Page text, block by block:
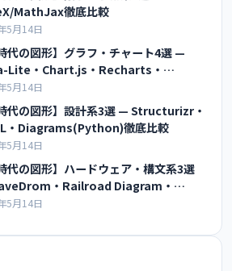
MathJax徹底比較
5月14日
代の図形】グラフ・チャート4選 —
Lite・Chart.js・Recharts・
Plot徹底比較
5月14日
時代の図形】設計系3選 — Structurizr・
・Diagrams(Python)徹底比較
5月14日
代の図形】ハードウェア・構文系3選
・Railroad Diagram・
徹底比較
5月14日